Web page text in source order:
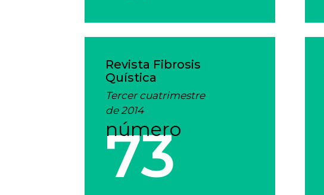
Revista Fibrosis
Quística
Tercer cuatrimestre
de 2014
número
73